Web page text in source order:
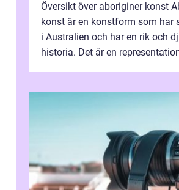
Översikt över aboriginer konst
konst är en konstform som har
i Australien och har en rik och
historia. Det är en